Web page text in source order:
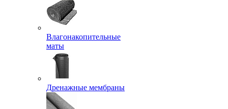
Влагонакопительные
маты
Дренажные мембраны